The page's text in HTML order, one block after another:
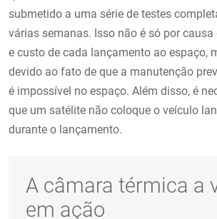
submetido a uma série de testes
várias semanas. Isso não é só por
e custo de cada lançamento ao espaço,
devido ao fato de que a manutenção
é impossível no espaço. Além disso, é
que um satélite não coloque o veículo
durante o lançamento.
A câmara térmica a
em ação